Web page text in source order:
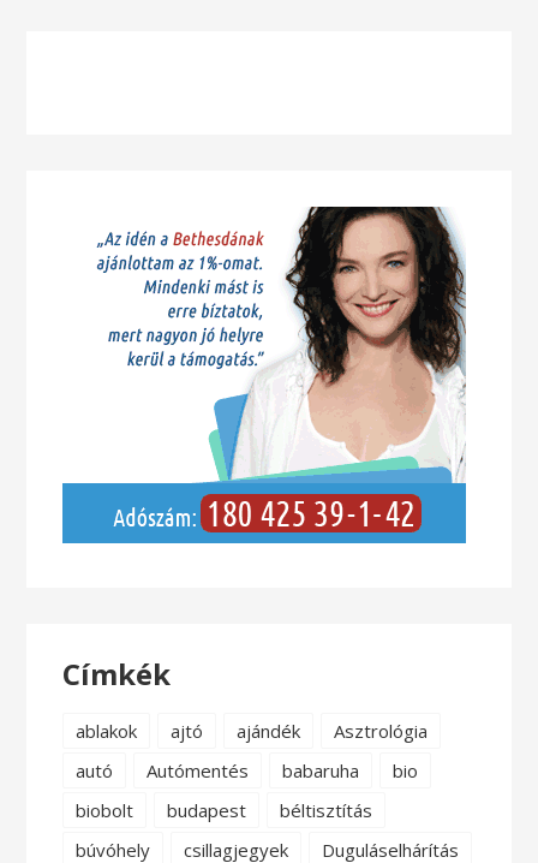
Címkék
ablakok ajtó ajándék
Asztrológia
autó
Autómentés babaruha
bio
biobolt
budapest
béltisztítás
búvóhely
csillagjegyek
Duguláselhárítás